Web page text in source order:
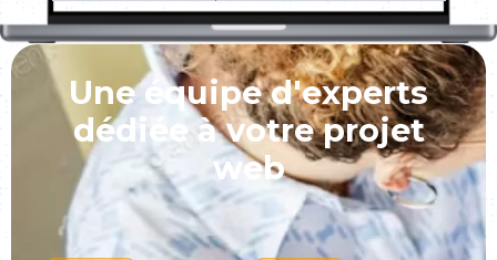
Une équipe d'experts
dédiée à votre projet
web